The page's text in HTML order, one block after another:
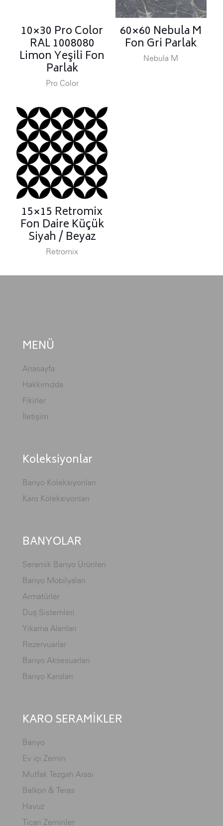
10×30 Pro Color
RAL 1008080
Limon Yeşili Fon
Parlak
Pro Color
60×60 Nebula M
Fon Gri Parlak
Nebula M
15×15 Retromix
Fon Daire Küçük
Siyah / Beyaz
Retromix
MENÜ
Anasayfa
Hakkımızda
Fikirler
İletişim
Koleksiyonlar
Banyo Koleksiyonları
Karo Koleksiyonları
BANYOLAR
Seramik Banyo Ürünleri
Banyo Mobilyaları
Armatürler
Duş Sistemleri
Yıkama Alanları
Rezervuarlar
Banyo Aksesuarları
Banyo Karoları
KARO SERAMİKLER
Banyo
Ev içi Zemin
Mutfak Tezgah Arası
Balkon & Teras
Havuz
Ticari Zeminler